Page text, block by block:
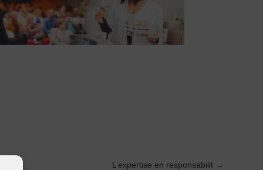
L’expertise en responsabilit →